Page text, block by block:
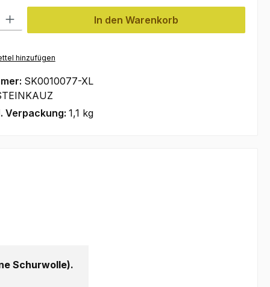
In den Warenkorb
hinzufügen
SK0010077-XL
Verpackung: 1,1 kg
Schurwolle).